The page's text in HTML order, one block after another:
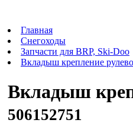
Главная
Снегоходы
Запчасти для BRP, Ski-Doo
Вкладыш крепление
Вкладыш
506152751